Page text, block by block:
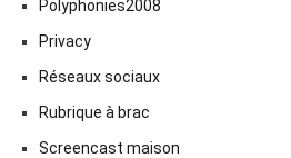
Polyphonies2008
Privacy
Réseaux sociaux
Rubrique à brac
Screencast maison